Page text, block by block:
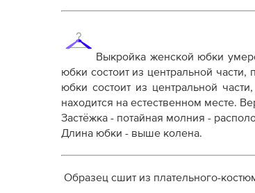
Терминология машинных работ
Терминология ВТО
Дополнение к технологии пошива
Как распечатывать выкройки
Как скорректировать готовую
Выкройка женской юбки
юбки состоит из центральной
юбки состоит из центральной
находится на естественном месте.
Застёжка - потайная молния -
Длина юбки - выше колена.
Образец сшит из плательного-